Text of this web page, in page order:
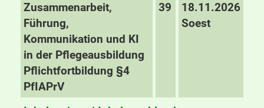
Zusammenarbeit,
Führung,
Kommunikation und KI
in der Pflegeausbildung
Pflichtfortbildung §4
PfIAPrV
39
18.11.2026
Soest